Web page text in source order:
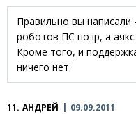
Правильно вы
роботов ПС по ip, а
Кроме того, и
ничего нет.
11. АНДРЕЙ 09.09.2011